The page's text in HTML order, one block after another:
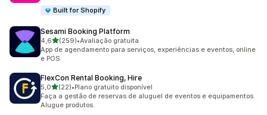
Built for Shopify
Sesami Booking Platform
4,6de 5 estrelas
(259)
259 avaliações ao todo
•Avaliação gratuita
App de agendamento para serviços, experiências e eventos, online
e POS
FlexCon Rental Booking, Hire
5,0de 5 estrelas
(22)
22 avaliações ao todo
•Plano gratuito disponível
Faça a gestão de reservas de aluguel de eventos e equipamentos.
Alugue produtos.